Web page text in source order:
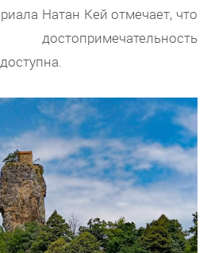
Натан Кей отмечает, что